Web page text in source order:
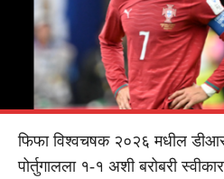
फिफा विश्वचषक २०२६ मधील डीआर
पोर्तुगालला १-१ अशी बरोबरी